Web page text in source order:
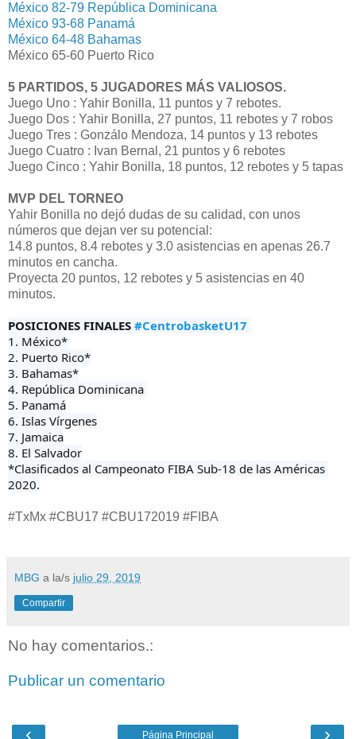
México 82-79 República Dominicana
México 93-68 Panamá
México 64-48 Bahamas
México 65-60 Puerto Rico
5 PARTIDOS, 5 JUGADORES MÁS VALIOSOS.
Juego Uno : Yahir Bonilla, 11 puntos y 7 rebotes.
Juego Dos : Yahir Bonilla, 27 puntos, 11 rebotes y 7 robos
Juego Tres : Gonzálo Mendoza, 14 puntos y 13 rebotes
Juego Cuatro : Ivan Bernal, 21 puntos y 6 rebotes
Juego Cinco : Yahir Bonilla, 18 puntos, 12 rebotes y 5 tapas
MVP DEL TORNEO
Yahir Bonilla no dejó dudas de su calidad, con unos
números que dejan ver su potencial:
14.8 puntos, 8.4 rebotes y 3.0 asistencias en apenas 26.7
minutos en cancha.
Proyecta 20 puntos, 12 rebotes y 5 asistencias en 40
minutos.
POSICIONES FINALES #CentrobasketU17
1. México*
2. Puerto Rico*
3. Bahamas*
4. República Dominicana
5. Panamá
6. Islas Vírgenes
7. Jamaica
8. El Salvador
*Clasificados al Campeonato FIBA Sub-18 de las Américas
2020.
#TxMx #CBU17 #CBU172019 #FIBA
MBG a la/s julio 29, 2019
Compartir
No hay comentarios.:
Publicar un comentario
‹ ›
Página Principal